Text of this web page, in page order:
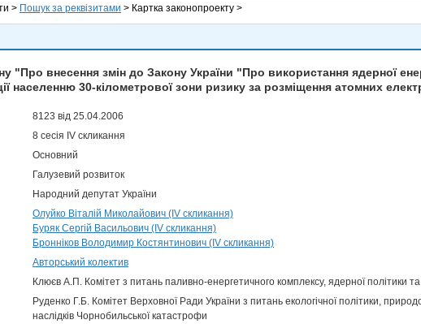
> Пошук за реквізитами > Картка законопроекту >
"Про внесення змін до Закону України "Про використання ядерної
населенню 30-кілометрової зони ризику за розміщення атомних
8123 від 25.04.2006
8 сесія IV скликання
Основний
Галузевий розвиток
Народний депутат України
Олуйко Віталій Миколайович (IV скликання)
Буряк Сергій Васильович (IV скликання)
Бронніков Володимир Костянтинович (IV скликання)
Авторський колектив
Клюєв А.П. Комітет з питань паливно-енергетичного комплексу, ядерної політики
Руденко Г.Б. Комітет Верховної Ради України з питань екологічної політики,
наслідків Чорнобильської катастрофи